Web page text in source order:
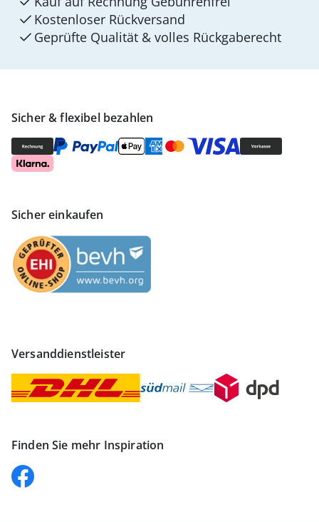
Sicher & flexibel bezahlen
Sicher einkaufen
Versanddienstleister
Finden Sie mehr Inspiration
Kostenloser Rückversand
Geprüfte Qualität & volles Rückgaberecht